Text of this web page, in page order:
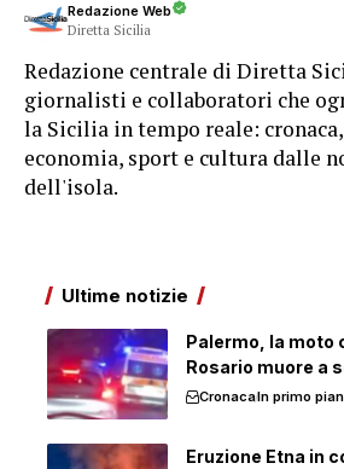
Redazione Web
Diretta Sicilia
Redazione centrale di Diretta
giornalisti e collaboratori che
la Sicilia in tempo reale:
economia, sport e cultura dalle
dell'isola.
Ultime notizie
Palermo, la moto
Rosario muore a
CronacaIn primo
Eruzione Etna in